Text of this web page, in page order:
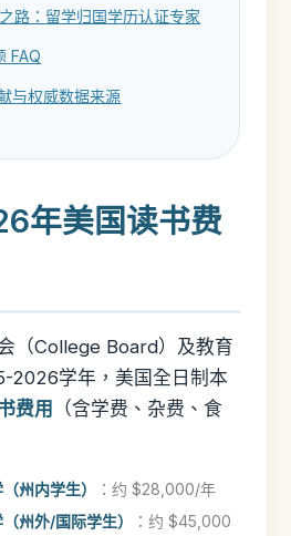
路：留学归国学历认证专家
FAQ
与权威数据来源
年美国读书费
（College Board）及教育
2026学年，美国全日制本
费用 （含学费、杂费、食
州内学生）
：约 $28,000/年
州外/国际学生）
：约 $45,000